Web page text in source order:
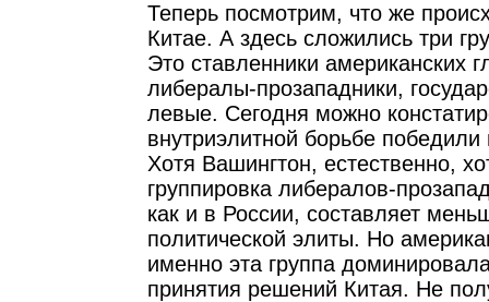
Теперь посмотрим, что же
Китае. А здесь сложились три
Это ставленники американских
либералы-прозападники,
левые. Сегодня можно
внутриэлитной борьбе победили
Хотя Вашингтон, естественно,
группировка либералов-
как и в России, составляет
политической элиты. Но
именно эта группа
принятия решений Китая. Не